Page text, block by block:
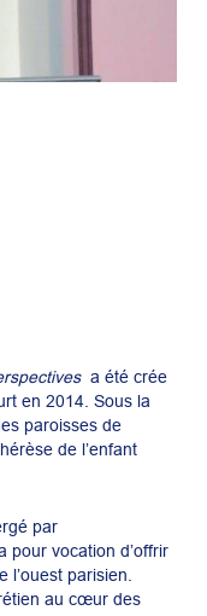
a été crée
en 2014. Sous la
paroisses de
de l’enfant
par
pour vocation d’offrir
parisien.
au cœur des